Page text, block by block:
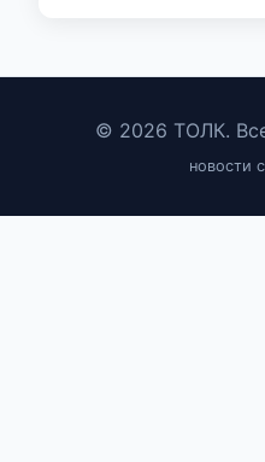
© 2026 ТОЛК.
новости